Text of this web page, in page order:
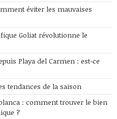
éviter les mauvaises
Goliat révolutionne le
Playa del Carmen : est-ce
tendances de la saison
: comment trouver le bien
?